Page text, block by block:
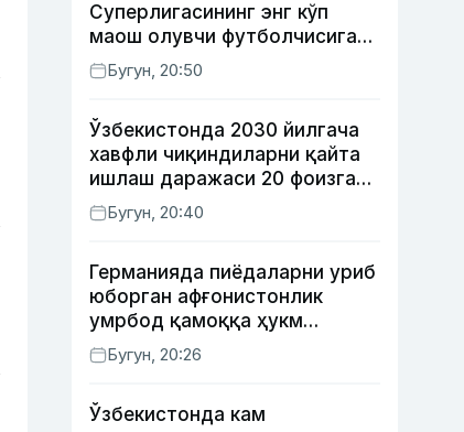
Суперлигасининг энг кўп
маош олувчи футболчисига
айланди
Бугун, 20:50
Ўзбекистонда 2030 йилгача
хавфли чиқиндиларни қайта
ишлаш даражаси 20 фоизга
етказилади
Бугун, 20:40
Германияда пиёдаларни уриб
юборган афғонистонлик
умрбод қамоққа ҳукм
қилинди
Бугун, 20:26
Ўзбекистонда кам